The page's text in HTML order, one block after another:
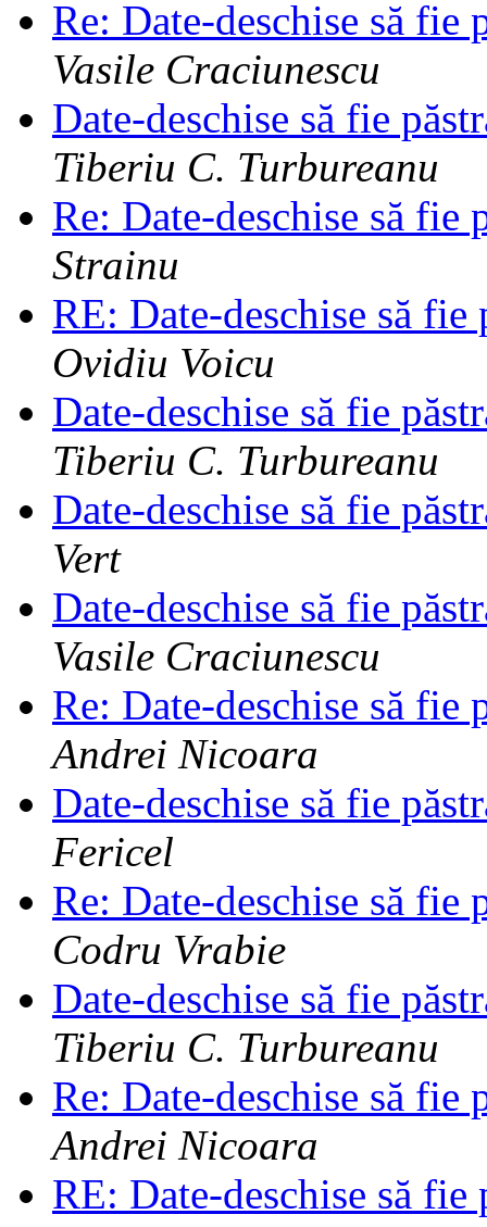
Re: Date-deschise să fie
Vasile Craciunescu
Date-deschise să fie
Tiberiu C. Turbureanu
Re: Date-deschise să fie
Strainu
RE: Date-deschise să fie
Ovidiu Voicu
Date-deschise să fie
Tiberiu C. Turbureanu
Date-deschise să fie
Vert
Date-deschise să fie
Vasile Craciunescu
Re: Date-deschise să fie
Andrei Nicoara
Date-deschise să fie
Fericel
Re: Date-deschise să fie
Codru Vrabie
Date-deschise să fie
Tiberiu C. Turbureanu
Re: Date-deschise să fie
Andrei Nicoara
RE: Date-deschise să fie